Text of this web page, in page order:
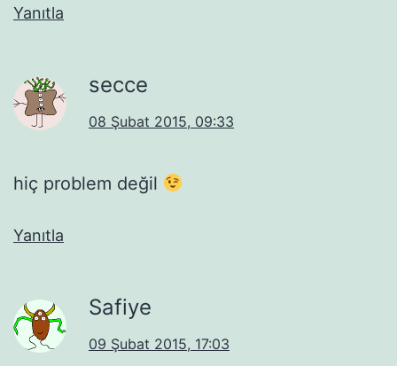
Yanıtla
secce
08 Şubat 2015, 09:33
hiç problem değil
Yanıtla
Safiye
09 Şubat 2015, 17:03